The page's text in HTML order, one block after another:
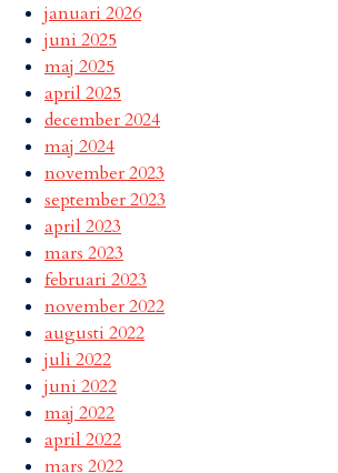
januari 2026
juni 2025
maj 2025
april 2025
december 2024
maj 2024
november 2023
september 2023
april 2023
mars 2023
februari 2023
november 2022
augusti 2022
juli 2022
juni 2022
maj 2022
april 2022
mars 2022